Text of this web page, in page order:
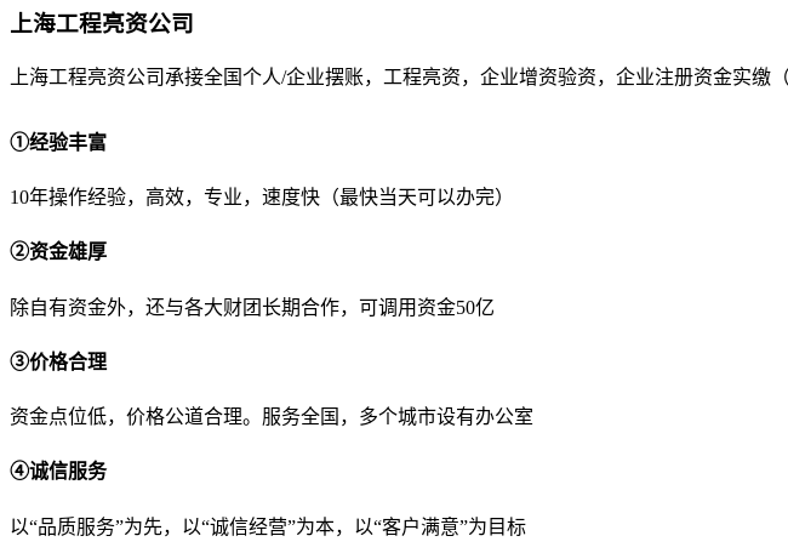
上海工程亮资公司
上海工程亮资公司承接全国个人/企业摆账，工程亮资，企业增资验资，企业注册资金实缴
①经验丰富
10年操作经验，高效，专业，速度快（最快当天可以办完）
②资金雄厚
除自有资金外，还与各大财团长期合作，可调用资金50亿
③价格合理
资金点位低，价格公道合理。服务全国，多个城市设有办公室
④诚信服务
以“品质服务”为先，以“诚信经营”为本，以“客户满意”为目标